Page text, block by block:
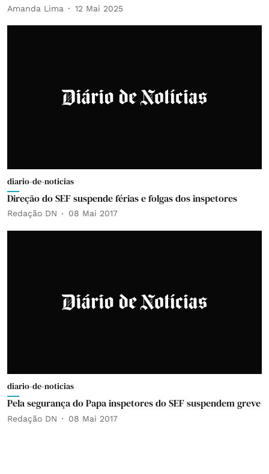
Amanda Lima 12 Mai 2025
diario-de-noticias
Direção do SEF suspende férias e folgas dos inspetores
Redação DN 08 Mai 2017
diario-de-noticias
Pela segurança do Papa inspetores do SEF suspendem greve
Redação DN 08 Mai 2017